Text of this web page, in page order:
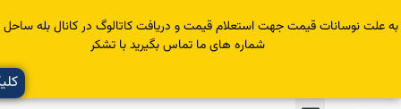
قیمت جهت استعلام قیمت و دریافت کاتالوگ در کانال بله ساحل عضو یا با
شماره های ما تماس بگیرید با تشکر
کلیک کنید